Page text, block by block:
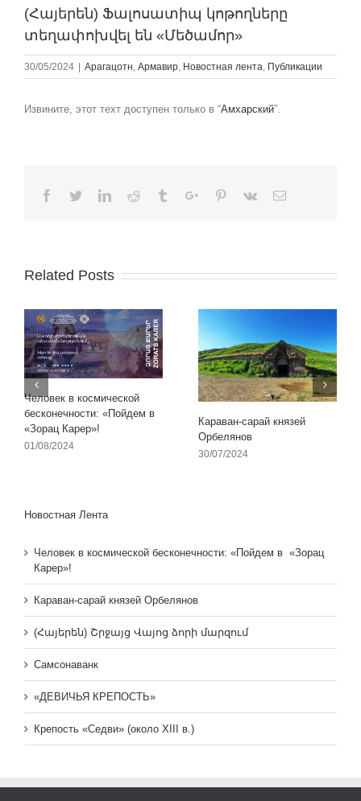
(Հայերեն) Ֆալոսատիպ կոթողները
տեղափոխվել են «Մեծամոր»
30/05/2024 | Арагацотн Армавир Новостная лента Публикации
Извините, этот техт доступен только в “Амхарский”.
Facebook
TwitterLinkedinReddit TumblrGoogle+Pinterest
Vk Email
Related Posts
Человек в космической
бесконечности: «Пойдем в
«Зорац Карер»!
01/08/2024
Караван-сарай князей
Орбелянов
30/07/2024
Новостная Лента
Человек в космической бесконечности: «Пойдем в «Зорац
Карер»!
Караван-сарай князей Орбелянов
(Հայերեն) Շրջայց Վայոց ձորի մարզում
Самсонаванк
«ДЕВИЧЬЯ КРЕПОСТЬ»
Крепость «Седви» (около XIII в.)